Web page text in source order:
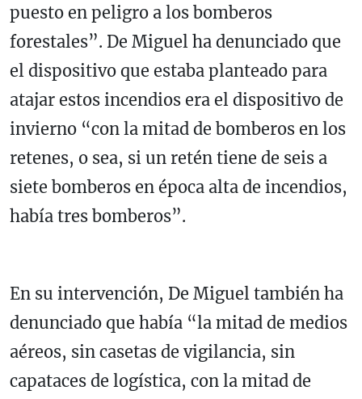
puesto en peligro a los bomberos
forestales”. De Miguel ha denunciado que
el dispositivo que estaba planteado para
atajar estos incendios era el dispositivo de
invierno “con la mitad de bomberos en los
retenes, o sea, si un retén tiene de seis a
siete bomberos en época alta de incendios,
había tres bomberos”.
En su intervención, De Miguel también ha
denunciado que había “la mitad de medios
aéreos, sin casetas de vigilancia, sin
capataces de logística, con la mitad de